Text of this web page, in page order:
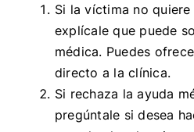
Si la víctima no
explícale que puede
médica. Puedes
directo a la clínica.
Si rechaza la ayuda
pregúntale si desea